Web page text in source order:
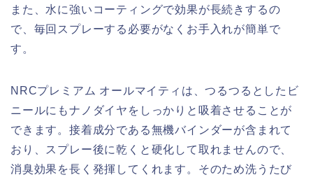
また、水に強いコーティングで効果が長続きするの
で、毎回スプレーする必要がなくお手入れが簡単で
す。
NRCプレミアム オールマイティは、つるつるとしたビ
ニールにもナノダイヤをしっかりと吸着させることが
できます。接着成分である無機バインダーが含まれて
おり、スプレー後に乾くと硬化して取れませんので、
消臭効果を長く発揮してくれます。そのため洗うたび